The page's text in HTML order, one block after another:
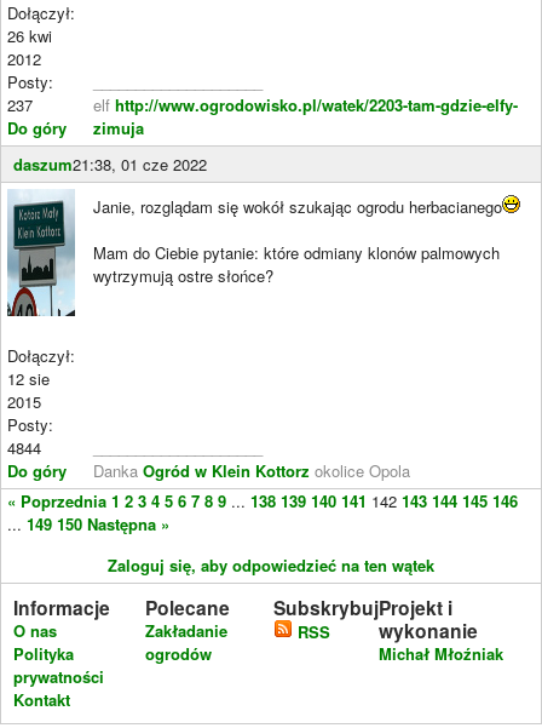
Dołączył:
26 kwi
2012
Posty:
237
Do góry
elf http://www.ogrodowisko.pl/watek/2203-tam-gdzie-elfy-
zimuja
daszum21:38, 01 cze 2022
Dołączył:
12 sie
2015
Posty:
4844
Do góry
Janie, rozglądam się wokół szukając ogrodu herbacianego
Mam do Ciebie pytanie: które odmiany klonów palmowych
wytrzymują ostre słońce?
Danka Ogród w Klein Kottorz okolice Opola
« Poprzednia 1 2 3 4 5 6 7 8 9 ... 138 139 140 141 142 143 144 145 146
... 149 150 Następna »
Zaloguj się, aby odpowiedzieć na ten wątek
Informacje
O nas
Polityka
prywatności
Kontakt
Polecane
Zakładanie
ogrodów
Subskrybuj
RSS
Projekt i
wykonanie
Michał Młoźniak